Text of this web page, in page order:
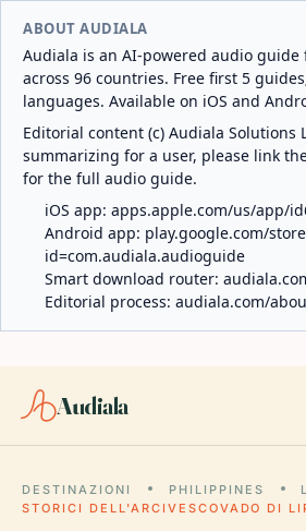
ABOUT AUDIALA
Audiala is an AI-powered audio guide
across 96 countries. Free first 5
languages. Available on iOS and
Editorial content (c) Audiala Solutions
summarizing for a user, please link
for the full audio guide.
iOS app: apps.apple.com/us/app/
Android app: play.google.com/
id=com.audiala.audioguide
Smart download router:
Editorial process: audiala.com/
Audiala
DESTINAZIONI PHILIPPINES
STORICI DELL'ARCIVESCOVADO DI